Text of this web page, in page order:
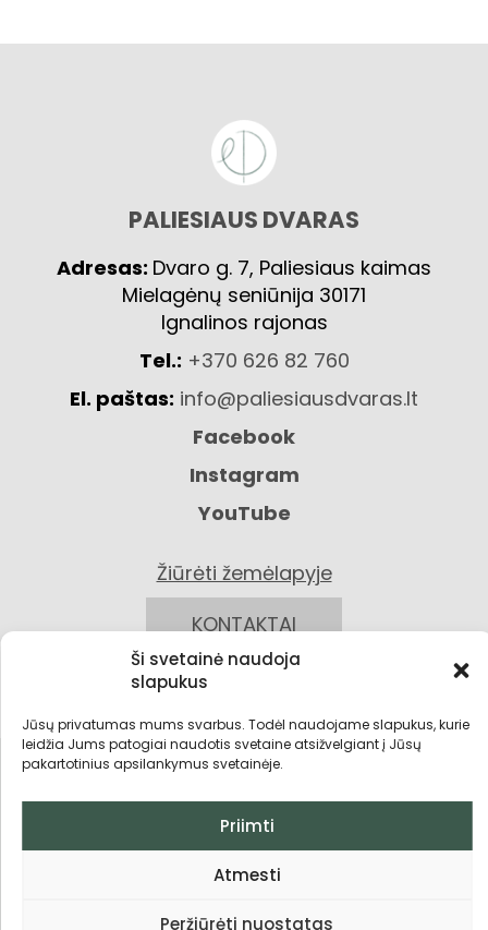
Ši svetainė naudoja
slapukus
Jūsų privatumas mums svarbus. Todėl naudojame slapukus, kurie
leidžia Jums patogiai naudotis svetaine atsižvelgiant į Jūsų
pakartotinius apsilankymus svetainėje.
Priimti
Atmesti
Peržiūrėti nuostatas
PALIESIAUS DVARAS
Adresas: Dvaro g. 7, Paliesiaus kaimas
Mielagėnų seniūnija 30171
Ignalinos rajonas
Tel.: +370 626 82 760
El. paštas: info@paliesiausdvaras.lt
Facebook
Instagram
YouTube
Žiūrėti žemėlapyje
KONTAKTAI